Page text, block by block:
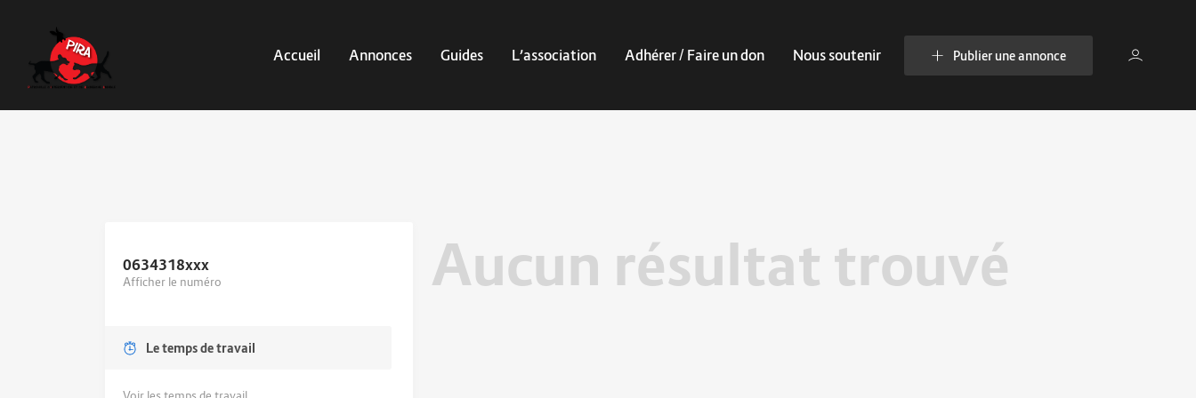
Accueil Annonces Guides L’association Adhérer / Faire un don Nous soutenir Publier une annonce
0634318xxx
Afficher le numéro
Le temps de travail
Aucun résultat trouvé